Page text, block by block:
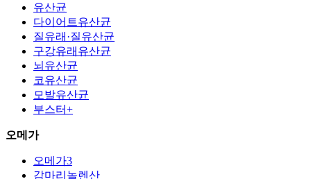
유산균
다이어트유산균
질유래·질유산균
구강유래유산균
뇌유산균
코유산균
모발유산균
부스터+
오메가
오메가3
감마리놀렌산